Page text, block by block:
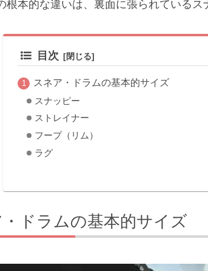
根本的な違いは、裏面に張られている
目次
スネア・ドラムの基本的サイズ
スナッピー
ストレイナー
フープ（リム）
ラグ
ドラムの基本的サイズ